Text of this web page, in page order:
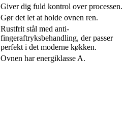
Giver dig fuld kontrol over processen.
Gør det let at holde ovnen ren.
Rustfrit stål med anti-
fingeraftryksbehandling, der passer
perfekt i det moderne køkken.
Ovnen har energiklasse A.